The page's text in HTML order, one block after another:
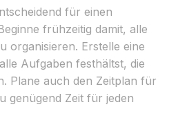
für einen
frühzeitig damit, alle
organisieren. Erstelle eine
Aufgaben festhältst, die
Plane auch den Zeitplan für
genügend Zeit für jeden